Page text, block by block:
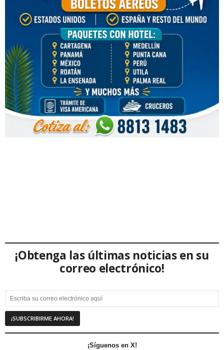
¡Obtenga las últimas noticias en su
correo electrónico!
¡Síguenos en X!